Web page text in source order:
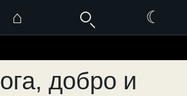
⌂ ☾
добро и